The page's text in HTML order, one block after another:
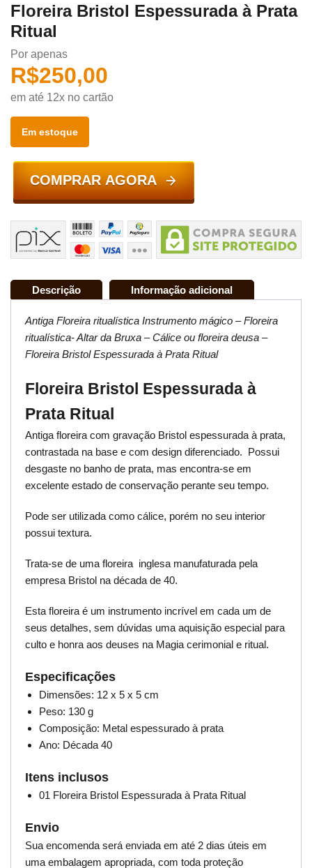
Floreira Bristol Espessurada à Prata
Ritual
Por apenas
R$250,00
em até 12x no cartão
Em estoque
COMPRAR AGORA
Descrição Informação adicional
Antiga Floreira ritualística Instrumento mágico – Floreira
ritualística- Altar da Bruxa – Cálice ou floreira deusa –
Floreira Bristol Espessurada à Prata Ritual
Floreira Bristol Espessurada à
Prata Ritual
Antiga floreira com gravação Bristol espessurada à prata,
contrastada na base e com design diferenciado. Possui
desgaste no banho de prata, mas encontra-se em
excelente estado de conservação perante seu tempo.
Pode ser utilizada como cálice, porém no seu interior
possui textura.
Trata-se de uma floreira inglesa manufaturada pela
empresa Bristol na década de 40.
Esta floreira é um instrumento incrível em cada um de
seus detalhes, sem dúvidas uma aquisição especial para
culto e honra aos deuses na Magia cerimonial e ritual.
Especificações
Dimensões: 12 x 5 x 5 cm
Peso: 130 g
Composição: Metal espessurado à prata
Ano: Década 40
Itens inclusos
01 Floreira Bristol Espessurada à Prata Ritual
Envio
Sua encomenda será enviada em até 2 dias úteis em
uma embalagem apropriada, com toda proteção